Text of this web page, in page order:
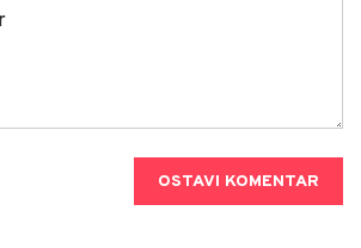
OSTAVI KOMENTAR